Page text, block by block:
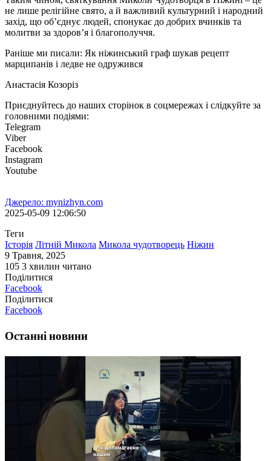
не лише релігійне свято, а й важливий культурний і народний
захід, що об’єднує людей, спонукає до добрих вчинків та
молитви за здоров’я і благополуччя.
Раніше ми писали: Як ніжинський граф шукав рецепт
марципанів і ледве не одружився
Анастасія Козоріз
Приєднуйтесь до наших сторінок в соцмережах і слідкуйте за
головними подіями:
Telegram
Viber
Facebook
Instagram
Youtube
Джерело: mynizhyn.com
2025-05-09 12:06:50
Теги
Історія Літній Микола Микола чудотворець Ніжин
9 Травня, 2025
105 3 хвилин читано
Поділитися
Facebook
Поділитися
Facebook
Останні новини